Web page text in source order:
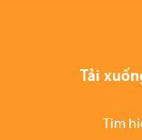
Tải
Tìm